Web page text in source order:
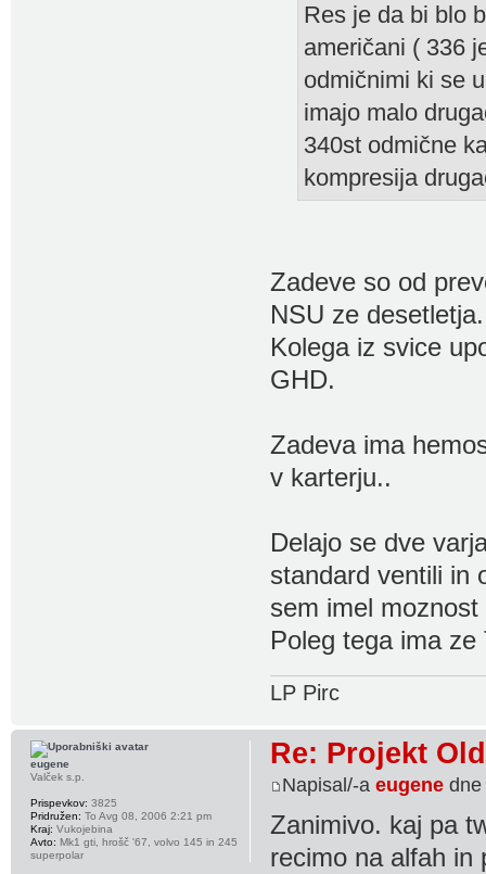
Res je da bi blo
američani ( 336
odmičnimi ki se
imajo malo
340st odmične
kompresija
Zadeve so od
NSU ze
Kolega iz svice
GHD.
Zadeva ima
v karterju..
Delajo se dve
standard ventili in
sem imel
Poleg tega ima
LP Pirc
Re: Projekt
Napisal/-aeugene dne
Zanimivo. kaj pa
recimo na alfah in
eugene
Valček s.p.
Prispevkov: 3825
Pridružen: To Avg 08, 2006 2:21 pm
Kraj: Vukojebina
Avto: Mk1 gti, hrošč '67, volvo 145 in 245
superpolar